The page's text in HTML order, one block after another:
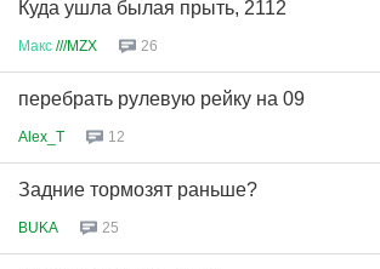
Куда ушла былая прыть, 2112
Макс ///MZX 26
перебрать рулевую рейку на 09
Alex_T 12
Задние тормозят раньше?
BUKA 25